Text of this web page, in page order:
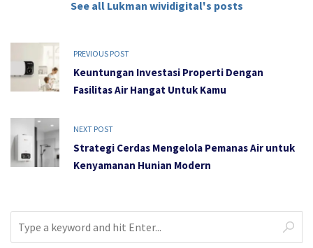
See all Lukman wividigital's posts
PREVIOUS POST
Keuntungan Investasi Properti Dengan
Fasilitas Air Hangat Untuk Kamu
NEXT POST
Strategi Cerdas Mengelola Pemanas Air untuk
Kenyamanan Hunian Modern